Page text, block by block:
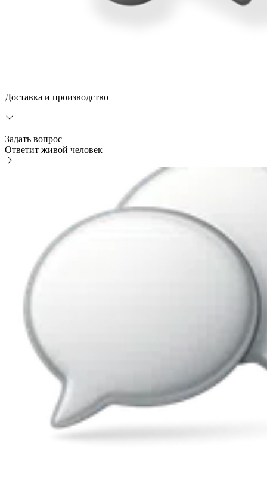
Доставка и производство
Задать вопрос
Ответит живой человек